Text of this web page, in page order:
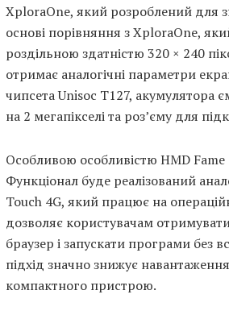
XploraOne, який розроблений для
основі порівняння з XploraOne,
роздільною здатністю 320 × 240
отримає аналогічні параметри
чипсета Unisoc T127, акумулятора
на 2 мегапікселі та роз’єму для
Особливою особливістю HMD
Функціонал буде реалізований
Touch 4G, який працює на
дозволяє користувачам
браузер і запускати програми без
підхід значно знижує
компактного пристрою.